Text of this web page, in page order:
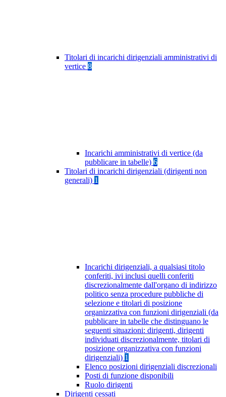
Titolari di incarichi dirigenziali amministrativi di
vertice 8
Incarichi amministrativi di vertice (da
pubblicare in tabelle) 6
Titolari di incarichi dirigenziali (dirigenti non
generali) 1
Incarichi dirigenziali, a qualsiasi titolo
conferiti, ivi inclusi quelli conferiti
discrezionalmente dall'organo di indirizzo
politico senza procedure pubbliche di
selezione e titolari di posizione
organizzativa con funzioni dirigenziali (da
pubblicare in tabelle che distinguano le
seguenti situazioni: dirigenti, dirigenti
individuati discrezionalmente, titolari di
posizione organizzativa con funzioni
dirigenziali) 1
Elenco posizioni dirigenziali discrezionali
Posti di funzione disponibili
Ruolo dirigenti
Dirigenti cessati